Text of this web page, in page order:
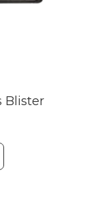
Blister